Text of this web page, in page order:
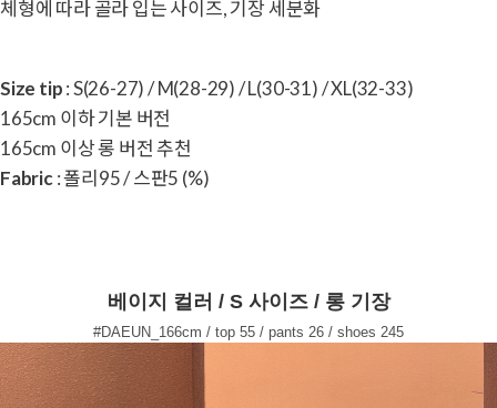
체형에 따라 골라 입는 사이즈, 기장 세분화
Size tip: S(26-27) / M(28-29) / L(30-31) / XL(32-33)
165cm 이하 기본 버전
165cm 이상 롱 버전 추천
Fabric: 폴리95 / 스판5 (%)
베이지 컬러 / S 사이즈 / 롱 기장
#DAEUN_166cm / top 55 / pants 26 / shoes 245